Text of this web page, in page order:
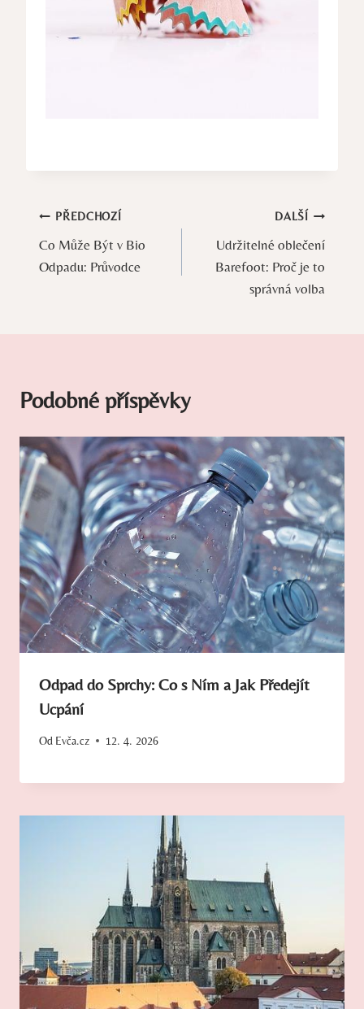
Navigace
pro
PŘEDCHOZÍ
Co Může Být v Bio
Odpadu: Průvodce
DALŠÍ
Udržitelné oblečení
Barefoot: Proč je to
správná volba
Podobné příspěvky
Odpad do Sprchy: Co s Ním a Jak Předejít
Ucpání
Od Evča.cz 12. 4. 2026